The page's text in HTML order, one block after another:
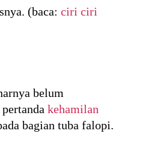
(baca: ciri ciri
belum
kehamilan
bagian tuba falopi.